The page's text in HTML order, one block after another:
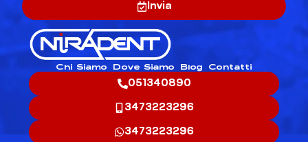
Invia
Chi Siamo Dove Siamo Blog Contatti
051340890
3473223296
3473223296